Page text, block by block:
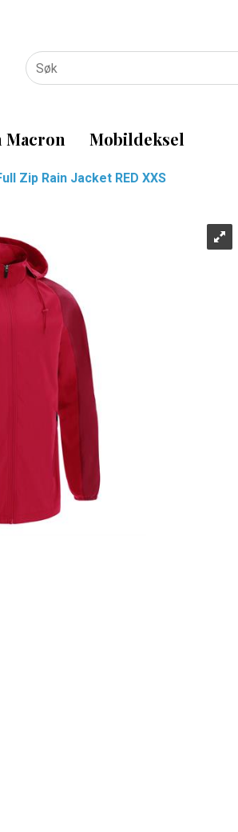
Macron Mobildeksel
Zip Rain Jacket RED XXS